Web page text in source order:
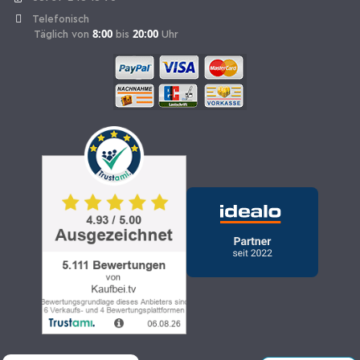
Telefonisch
Täglich von 8:00 bis 20:00 Uhr